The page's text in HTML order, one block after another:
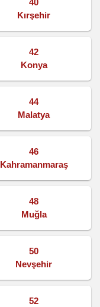
40
Kırşehir
42
Konya
44
Malatya
46
Kahramanmaraş
48
Muğla
50
Nevşehir
52